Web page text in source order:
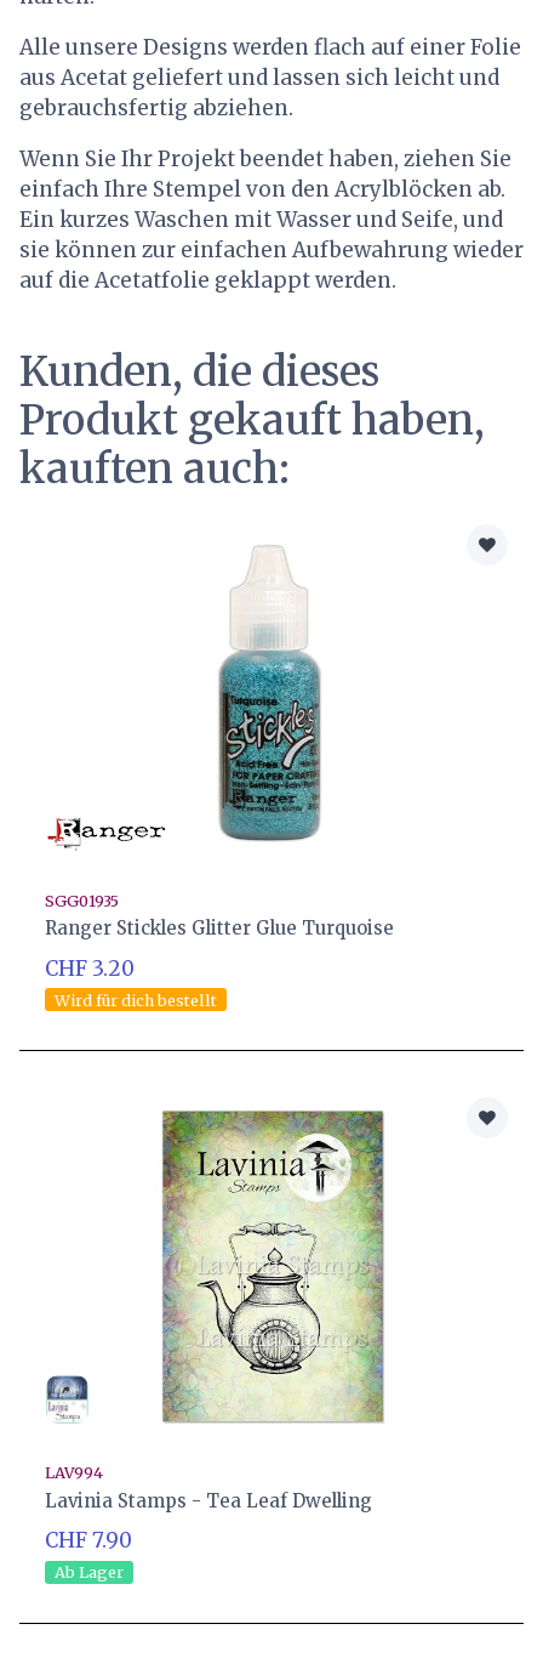
Alle unsere Designs werden flach auf einer Folie
aus Acetat geliefert und lassen sich leicht und
gebrauchsfertig abziehen.
Wenn Sie Ihr Projekt beendet haben, ziehen Sie
einfach Ihre Stempel von den Acrylblöcken ab.
Ein kurzes Waschen mit Wasser und Seife, und
sie können zur einfachen Aufbewahrung wieder
auf die Acetatfolie geklappt werden.
Kunden, die dieses
Produkt gekauft haben,
kauften auch:
SGG01935
Ranger Stickles Glitter Glue Turquoise
CHF 3.20
Wird für dich bestellt
LAV994
Lavinia Stamps - Tea Leaf Dwelling
CHF 7.90
Ab Lager